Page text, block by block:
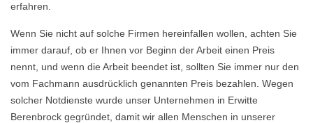
erfahren.
Wenn Sie nicht auf solche Firmen hereinfallen wollen, achten Sie
immer darauf, ob er Ihnen vor Beginn der Arbeit einen Preis
nennt, und wenn die Arbeit beendet ist, sollten Sie immer nur den
vom Fachmann ausdrücklich genannten Preis bezahlen. Wegen
solcher Notdienste wurde unser Unternehmen in Erwitte
Berenbrock gegründet, damit wir allen Menschen in unserer